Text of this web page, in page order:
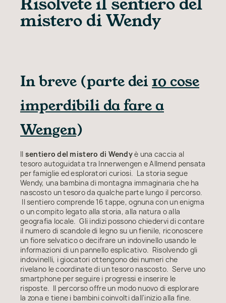
mistero di Wendy
In breve (parte dei 10 cose
imperdibili da fare a
Wengen)
Il sentiero del mistero di Wendyè una caccia al
tesoro autoguidata tra Innerwengen e Allmend pensata
per famiglie ed esploratori curiosi. La storia segue
Wendy, una bambina di montagna immaginaria che ha
nascosto un tesoro da qualche parte lungo il percorso.
Il sentiero comprende 16 tappe, ognuna con un enigma
o un compito legato alla storia, alla natura o alla
geografia locale. Gli indizi possono chiedervi di contare
il numero di scandole di legno su un fienile, riconoscere
un fiore selvatico o decifrare un indovinello usando le
informazioni di un pannello esplicativo. Risolvendo gli
indovinelli, i giocatori ottengono dei numeri che
rivelano le coordinate di un tesoro nascosto. Serve uno
smartphone per seguire i progressi e inserire le
risposte. Il percorso offre un modo nuovo di esplorare
la zona e tiene i bambini coinvolti dall'inizio alla fine.